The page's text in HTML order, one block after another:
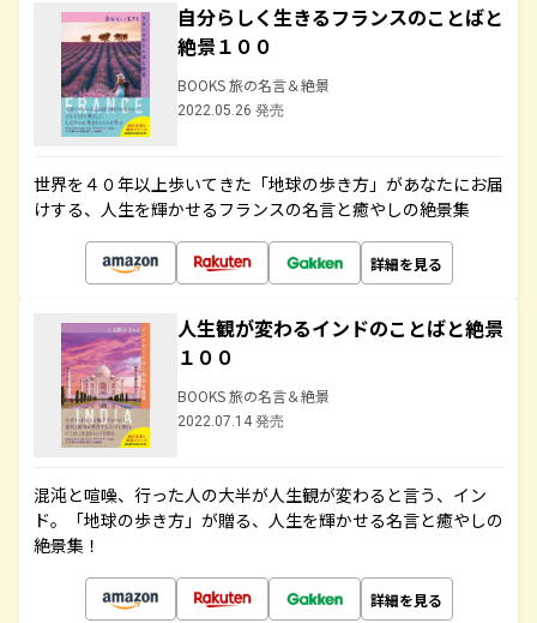
自分らしく生きるフランスのことばと
絶景１００
BOOKS 旅の名言＆絶景
2022.05.26 発売
世界を４０年以上歩いてきた「地球の歩き方」があなたにお届
けする、人生を輝かせるフランスの名言と癒やしの絶景集
詳細を見る
人生観が変わるインドのことばと絶景
１００
BOOKS 旅の名言＆絶景
2022.07.14 発売
混沌と喧噪、行った人の大半が人生観が変わると言う、イン
ド。「地球の歩き方」が贈る、人生を輝かせる名言と癒やしの
絶景集！
詳細を見る